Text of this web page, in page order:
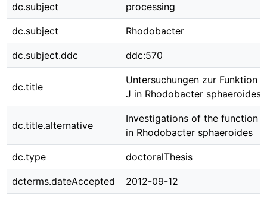
dc.subject processing
dc.subject Rhodobacter
dc.subject.ddc ddc:570
dc.title
Untersuchungen zur Funktion
J in Rhodobacter sphaeroides
dc.title.alternative
Investigations of the function
in Rhodobacter sphaeroides
dc.type doctoralThesis
dcterms.dateAccepted 2012-09-12